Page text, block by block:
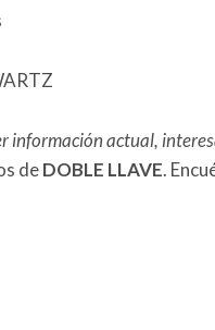
información actual,
deDOBLE LLAVE.